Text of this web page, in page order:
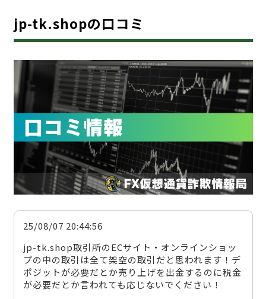
jp-tk.shopの口コミ
25/08/07 20:44:56
jp-tk.shop取引所のECサイト・オンラインショッ
プの中の取引は全て架空の取引だと思われます！デ
ポジットが必要だとか売り上げを出金するのに税金
が必要だとか言われても応じないでください！